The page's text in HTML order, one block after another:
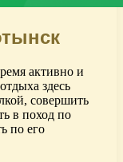
активно и
здесь
совершить
в поход по
по его